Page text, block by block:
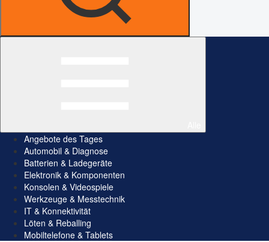
Angebote des Tages
Automobil & Diagnose
Batterien & Ladegeräte
Elektronik & Komponenten
Konsolen & Videospiele
Werkzeuge & Messtechnik
IT & Konnektivität
Löten & Reballing
Mobiltelefone & Tablets